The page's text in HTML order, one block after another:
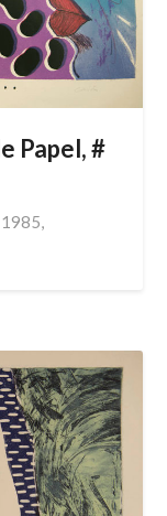
Papel, #
1985,